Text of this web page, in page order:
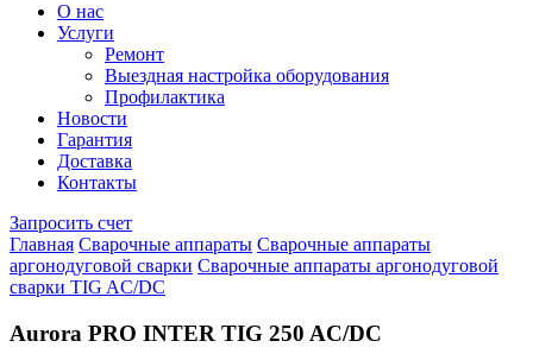
О нас
Услуги
Ремонт
Выездная настройка оборудования
Профилактика
Новости
Гарантия
Доставка
Контакты
Запросить счет
Главная Сварочные аппараты Сварочные аппараты
аргонодуговой сварки Сварочные аппараты аргонодуговой
сварки TIG AC/DC
Aurora PRO INTER TIG 250 AC/DC